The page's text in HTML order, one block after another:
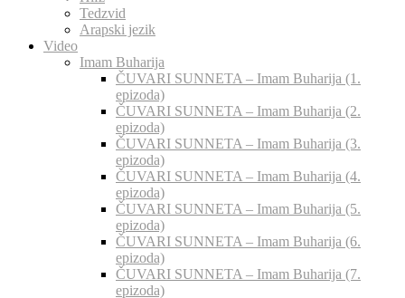
Tedzvid
Arapski jezik
Video
Imam Buharija
ČUVARI SUNNETA – Imam Buharija (1.
epizoda)
ČUVARI SUNNETA – Imam Buharija (2.
epizoda)
ČUVARI SUNNETA – Imam Buharija (3.
epizoda)
ČUVARI SUNNETA – Imam Buharija (4.
epizoda)
ČUVARI SUNNETA – Imam Buharija (5.
epizoda)
ČUVARI SUNNETA – Imam Buharija (6.
epizoda)
ČUVARI SUNNETA – Imam Buharija (7.
epizoda)